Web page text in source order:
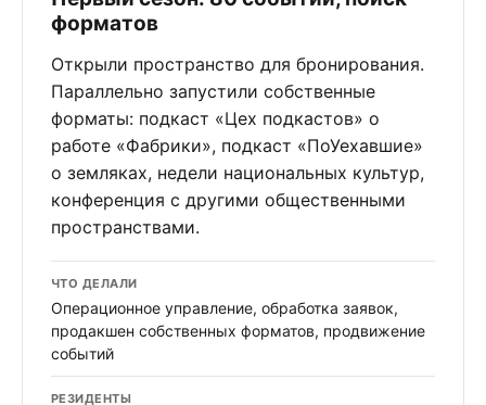
форматов
Открыли пространство для бронирования.
Параллельно запустили собственные
форматы: подкаст «Цех подкастов» о
работе «Фабрики», подкаст «ПоУехавшие»
о земляках, недели национальных культур,
конференция с другими общественными
пространствами.
ЧТО ДЕЛАЛИ
Операционное управление, обработка заявок,
продакшен собственных форматов, продвижение
событий
РЕЗИДЕНТЫ